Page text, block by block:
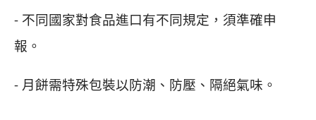
- 不同國家對食品進口有不同規定，須準確申
報。
- 月餅需特殊包裝以防潮、防壓、隔絕氣味。